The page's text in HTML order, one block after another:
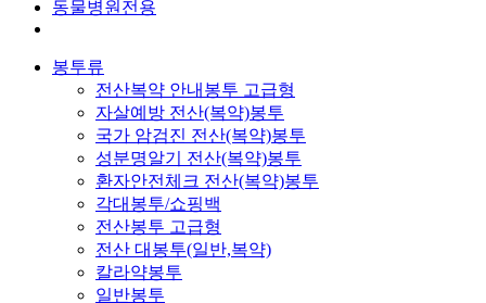
동물병원전용
봉투류
전산복약 안내봉투 고급형
자살예방 전산(복약)봉투
국가 암검진 전산(복약)봉투
성분명알기 전산(복약)봉투
환자안전체크 전산(복약)봉투
각대봉투/쇼핑백
전산봉투 고급형
전산 대봉투(일반,복약)
칼라약봉투
일반봉투